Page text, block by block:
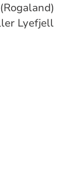
Lyefjell